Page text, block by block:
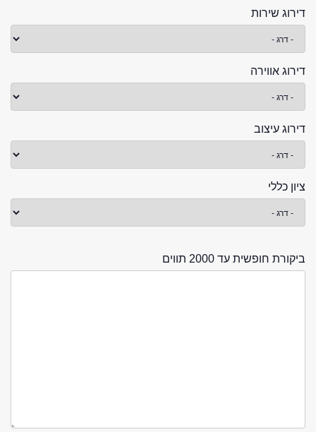
דירוג שירות
דירוג אווירה
דירוג עיצוב
ציון כללי
ביקורת חופשית עד 2000 תווים